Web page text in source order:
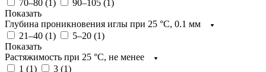
70–80 (1 ) 90–105 (1 )
Показать
Глубина проникновения иглы при 25 °C, 0.1 мм
21–40 (1) 5–20 (1)
Показать
Растяжимость при 25 °C, не менее
1 (1) 3 (1)